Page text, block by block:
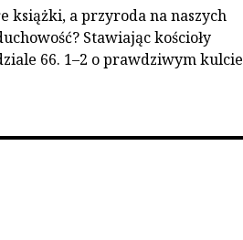
książki, a przyroda na naszych
Stawiając kościoły
66. 1–2 o prawdziwym kulcie